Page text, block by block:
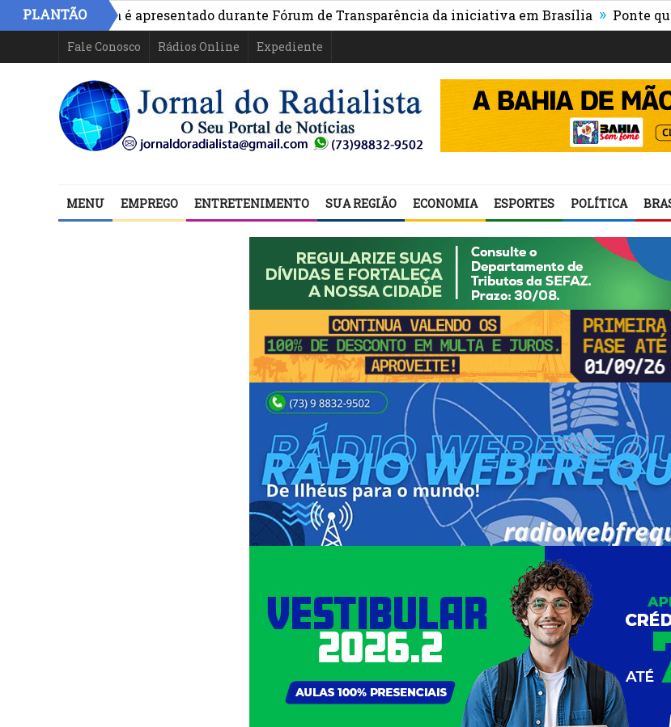
PLANTÃO
na Bahia é apresentado durante Fórum de Transparência da iniciativa em Brasília » Ponte que ligará
Fale Conosco Rádios Online Expediente
MENU EMPREGO ENTRETENIMENTO SUA REGIÃO ECONOMIA ESPORTES POLÍTICA